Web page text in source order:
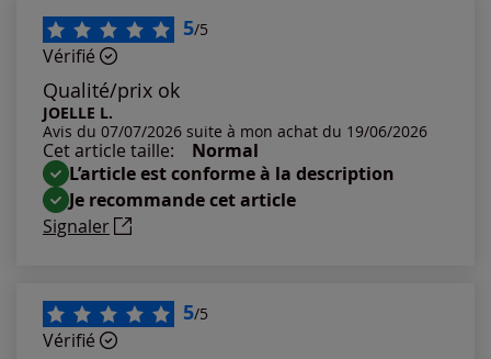
Les plus récents
Les plus anciens
Notes les plus élevées
Notes les plus basses
5/5
Vérifié
Qualité/prix ok
JOELLE L.
Avis du 07/07/2026 suite à mon achat du 19/06/2026
Cet article taille:
Normal
L’article est conforme à la description
Je recommande cet article
Signaler
5/5
Vérifié